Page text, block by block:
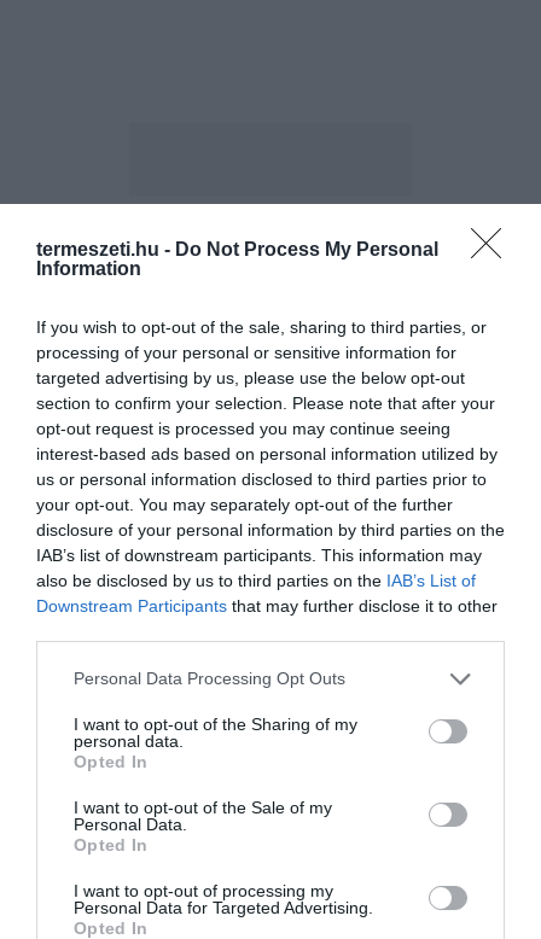
termeszeti.hu - Do Not Process My Personal
Information
If you wish to opt-out of the sale, sharing to third parties, or
processing of your personal or sensitive information for
targeted advertising by us, please use the below opt-out
section to confirm your selection. Please note that after your
opt-out request is processed you may continue seeing
interest-based ads based on personal information utilized by
us or personal information disclosed to third parties prior to
your opt-out. You may separately opt-out of the further
disclosure of your personal information by third parties on the
IAB’s list of downstream participants. This information may
also be disclosed by us to third parties on the IAB’s List of
Downstream Participants that may further disclose it to other
Please note that this website/app uses one or more Google
not limited to your visit or usage behaviour. You may click to
grant or deny consent to Google and its third-party tags to
use your data for below specified purposes in below Google
consent section.
Personal Data Processing Opt Outs
I want to opt-out of the Sharing of my
personal data.
Opted In
I want to opt-out of the Sale of my
Personal Data.
Opted In
I want to opt-out of processing my
Personal Data for Targeted Advertising.
Opted In
RÉMÁLOMMÁ
KÖVETKEZŐ CIKK
SAJÁT SZIGETÜNK ÉS KASTÉLYUNK LEHET A SKÓT PARTOKNÁL
HASONLÓ ÉRDEKESSÉGEK
KIRÁNDULÁS PANNONHALMA
SZŐLŐ ÉS KOMLÓ
TALÁLKOZÁSA
FEDŐ, ÉS MI TÖRTÉNIK